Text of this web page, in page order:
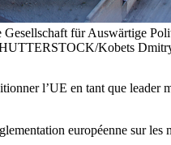
für Auswärtige
Kobets
l’UE en tant que leader
européenne sur